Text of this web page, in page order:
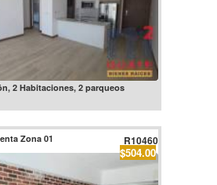
2 Habitaciones, 2 parqueos
Zona 01 R10460
$504.00